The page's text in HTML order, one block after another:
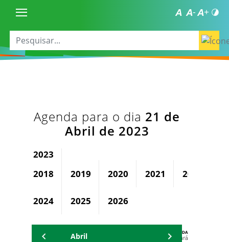
Agenda para o dia 21 de
Abril de 2023
2023
2018
2019 2020 2021 2022
2024 2025 2026
AGENDA
Polícia Militar do Ceará
Abril